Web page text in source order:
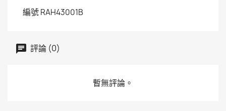
編號RAH43001B
評論 (0)
暫無評論。